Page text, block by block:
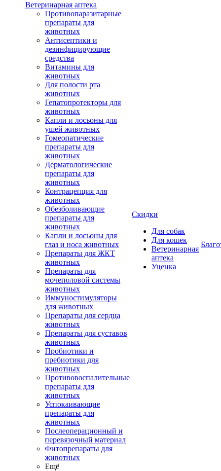
Ветеринарная аптека
Противопаразитарные
препараты для
животных
Антисептики и
дезинфицирующие
средства
Витамины для
животных
Для полости рта
животных
Гепатопротекторы для
животных
Капли и лосьоны для
ушей животных
Гомеопатические
препараты для
животных
Дерматологические
препараты для
животных
Контрацепция для
животных
Обезболивающие
препараты для
животных
Капли и лосьоны для
глаз и носа животных
Препараты для ЖКТ
животных
Препараты для
мочеполовой системы
животных
Иммуностимуляторы
для животных
Препараты для сердца
животных
Препараты для суставов
животных
Пробиотики и
пребиотики для
животных
Противовоспалительные
препараты для
животных
Успокаивающие
препараты для
животных
Послеоперационный и
перевязочный материал
Фитопрепараты для
животных
Ещё
Скидки
Для собак
Для кошек
Ветеринарная
аптека
Уценка